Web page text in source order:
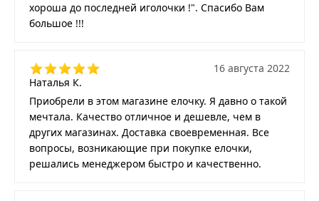
хороша до последней иголочки !". Спасибо Вам
большое !!!
Наталья К.
16 августа 2022
Приобрели в этом магазине елочку. Я давно о такой
мечтала. Качество отличное и дешевле, чем в
других магазинах. Доставка своевременная. Все
вопросы, возникающие при покупке елочки,
решались менеджером быстро и качественно.